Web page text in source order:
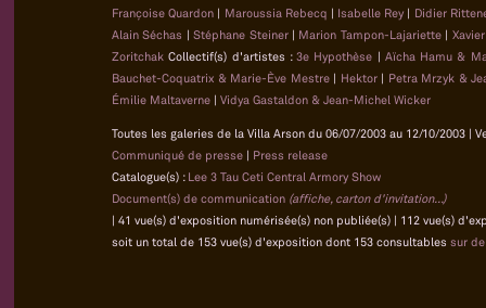
Françoise Quardon | Maroussia Rebecq | Isabelle Rey | Didier
Alain Séchas |Stéphane Steiner | Marion Tampon-Lajariette |
ZoritchakCollectif(s) d'artistes :3e Hypothèse | Aïcha Hamu &
Bauchet-Coquatrix & Marie-Ève Mestre | Hektor | Petra Mrzyk &
Émilie Maltaverne | Vidya Gastaldon & Jean-Michel Wicker
Toutes les galeries de la Villa Arson du 06/07/2003 au 12/10/2003 |
Communiqué de presse | Press release
Catalogue(s) : Lee 3 Tau Ceti Central Armory Show
Document(s) de communication (affiche, carton d'invitation...)
| 41 vue(s) d'exposition numérisée(s) non publiée(s) | 112 vue(s)
soit un total de 153 vue(s) d'exposition dont 153 consultables sur